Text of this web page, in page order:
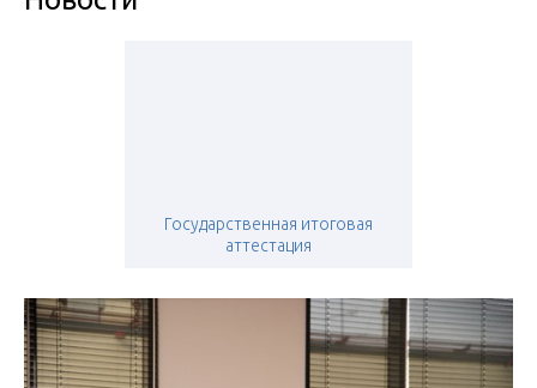
Государственная итоговая
аттестация